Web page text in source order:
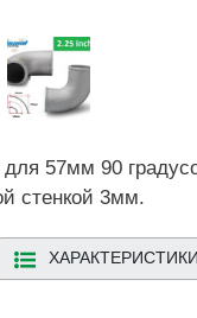
57мм 90
стенкой 3мм.
ХАРАКТЕРИСТИКИ